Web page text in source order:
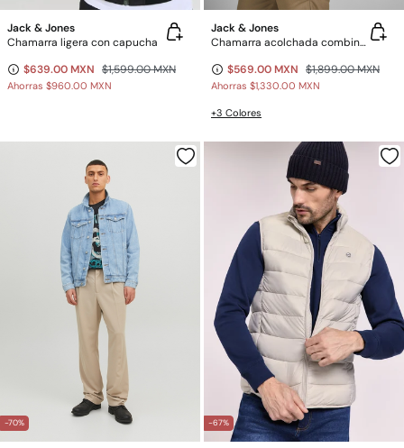
Jack & Jones
Chamarra ligera con capucha
$639.00 MXN $1,599.00 MXN
Ahorras $960.00 MXN
Jack & Jones
Chamarra acolchada combinada
$569.00 MXN $1,899.00 MXN
Ahorras $1,330.00 MXN
+3 Colores
-70% -67%